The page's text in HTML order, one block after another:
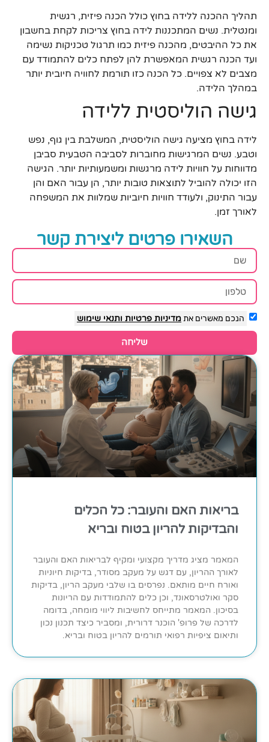
תהליך ההכנה ללידה בחוץ כולל הכנה פיזית, רגשית
ומנטלית. נשים המתכננות לידה בחוץ צריכות לקחת בחשבון
את כל ההיבטים, מהכנה פיזית כמו תרגול טכניקות נשימה
ועד הכנה רגשית המאפשרת להן לפתח כלים להתמודד עם
מצבים לא צפויים. כל הכנה כזו תורמת לחוויה חיובית יותר
במהלך הלידה.
גישה הוליסטית ללידה
לידה בחוץ מציעה גישה הוליסטית, המשלבת בין גוף, נפש
וטבע. נשים המרגישות מחוברות לסביבה הטבעית סביבן
מדווחות על חוויות לידה מרגשות ומשמעותיות יותר. הגישה
הזו יכולה להוביל לתוצאות טובות יותר, הן עבור האם והן
עבור התינוק, ולעודד חוויות חיוביות שמלוות את המשפחה
לאורך זמן.
השאירו פרטים ליצירת קשר
הנכם מאשרים אתמדיניות פרטיות ותנאי שימוש
שליחה
בריאות האם והעובר: כל הכלים
והבדיקות להריון בטוח ובריא
המאמר מציג מדריך מקצועי ומקיף לבריאות האם והעובר
לאורך ההריון, עם דגש על מעקב מסודר, בדיקות חיוניות
ואורח חיים מותאם. נפרסים בו שלבי מעקב הריון, בדיקות
סקר ואולטרסאונד, וכן כלים להתמודדות עם הריונות
בסיכון. המאמר מתייחס לחשיבות ליווי מומחה, בדומה
לדרכה של פרופ' הוכנר דרורית, ומסביר כיצד תכנון נכון
ותיאום ציפיות רפואי תורמים להריון בטוח ובריא.